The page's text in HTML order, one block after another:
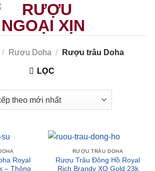
mua bán rượu qua mạng internet,
giới thiệu thông tin các sản phẩm từ những
TÔI ĐÃ TRÊN 18 TUỔI
/ Rượu Doha / Rượu trâu Doha
LỌC
Royal
– Thông
RƯỢU TRÂU DOHA
Rượu Trâu Đông Hồ Royal
Rich Brandy XO Gold 23k